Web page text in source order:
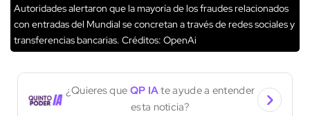
Autoridades alertaron que la mayoría de los fraudes relacionados
con entradas del Mundial se concretan a través de redes sociales y
transferencias bancarias. Créditos: OpenAi
¿Quieres que QP IAte ayude a entender
esta noticia?